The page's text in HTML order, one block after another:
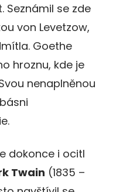
Seznámil se zde
von Levetzow,
Goethe
hroznu, kde je
nenaplněnou
dokonce i ocitl
Twain (1835 –